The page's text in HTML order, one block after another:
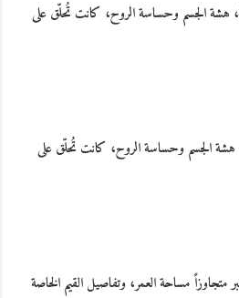
هشة الجسم وحساسة الروح، كانت تُحلّق على
هشة الجسم وحساسة الروح، كانت تُحلّق على
مساحة العمر، وتفاصيل القيم الخاصة